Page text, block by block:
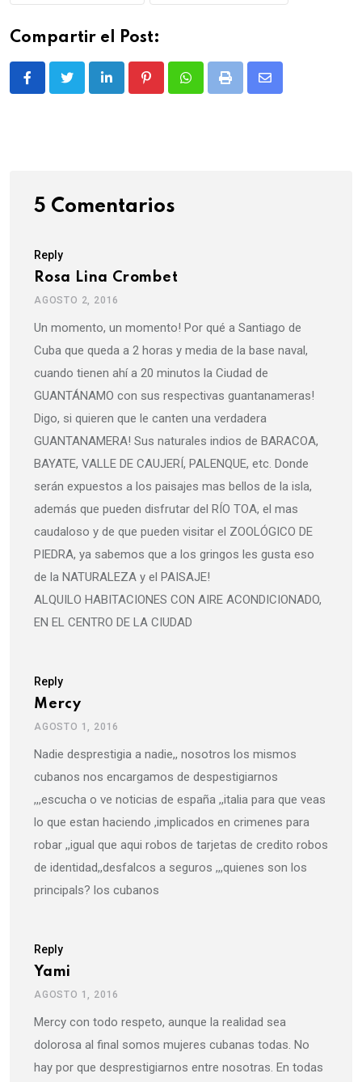
Compartir el Post:
LinkedIn PinterestWhatsappPrint
Share
5 Comentarios
Reply
Rosa Lina Crombet
AGOSTO 2, 2016
Un momento, un momento! Por qué a Santiago de
Cuba que queda a 2 horas y media de la base naval,
cuando tienen ahí a 20 minutos la Ciudad de
GUANTÁNAMO con sus respectivas guantanameras!
Digo, si quieren que le canten una verdadera
GUANTANAMERA! Sus naturales indios de BARACOA,
BAYATE, VALLE DE CAUJERÍ, PALENQUE, etc. Donde
serán expuestos a los paisajes mas bellos de la isla,
además que pueden disfrutar del RÍO TOA, el mas
caudaloso y de que pueden visitar el ZOOLÓGICO DE
PIEDRA, ya sabemos que a los gringos les gusta eso
de la NATURALEZA y el PAISAJE!
ALQUILO HABITACIONES CON AIRE ACONDICIONADO,
EN EL CENTRO DE LA CIUDAD
Reply
Mercy
AGOSTO 1, 2016
Nadie desprestigia a nadie,, nosotros los mismos
cubanos nos encargamos de despestigiarnos
,,,escucha o ve noticias de españa ,,italia para que veas
lo que estan haciendo ,implicados en crimenes para
robar ,,igual que aqui robos de tarjetas de credito robos
de identidad,,desfalcos a seguros ,,,quienes son los
principals? los cubanos
Reply
Yami
AGOSTO 1, 2016
Mercy con todo respeto, aunque la realidad sea
dolorosa al final somos mujeres cubanas todas. No
hay por que desprestigiarnos entre nosotras. En todas